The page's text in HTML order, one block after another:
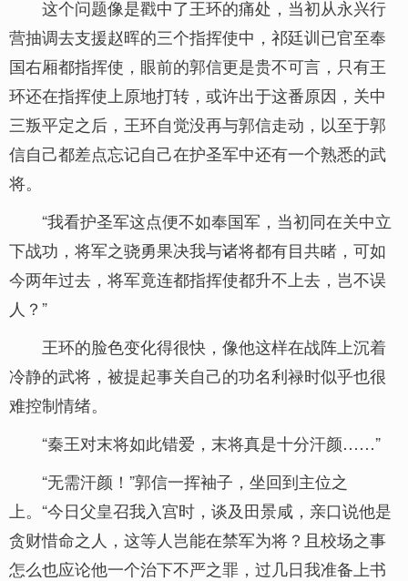
这个问题像是戳中了王环的痛处，当初从永兴行
营抽调去支援赵晖的三个指挥使中，祁廷训已官至奉
国右厢都指挥使，眼前的郭信更是贵不可言，只有王
环还在指挥使上原地打转，或许出于这番原因，关中
三叛平定之后，王环自觉没再与郭信走动，以至于郭
信自己都差点忘记自己在护圣军中还有一个熟悉的武
将。
“我看护圣军这点便不如奉国军，当初同在关中立
下战功，将军之骁勇果决我与诸将都有目共睹，可如
今两年过去，将军竟连都指挥使都升不上去，岂不误
人？”
王环的脸色变化得很快，像他这样在战阵上沉着
冷静的武将，被提起事关自己的功名利禄时似乎也很
难控制情绪。
“秦王对末将如此错爱，末将真是十分汗颜……”
“无需汗颜！”郭信一挥袖子，坐回到主位之
上。“今日父皇召我入宫时，谈及田景咸，亲口说他是
贪财惜命之人，这等人岂能在禁军为将？且校场之事
怎么也应论他一个治下不严之罪，过几日我准备上书